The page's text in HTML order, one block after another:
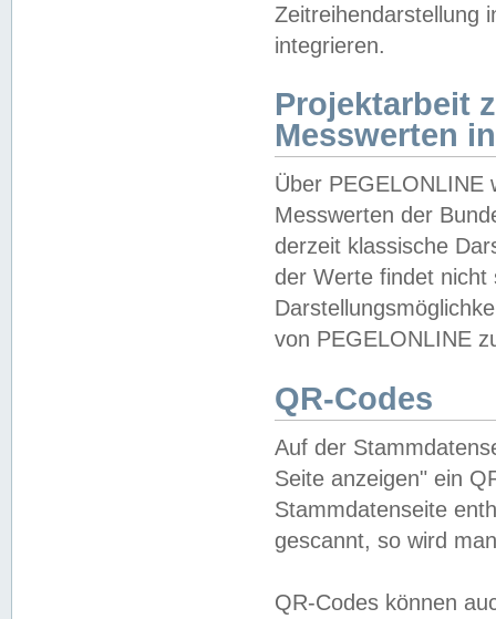
Zeitreihendarstellung
integrieren.
Projektarbeit
Messwerten
Über PEGELONLINE
Messwerten der
derzeit klassische
der Werte findet
von PEGELONLINE
QR-Codes
Auf der
Seite anzeigen" ein
Stammdatenseite
gescannt, so wird
QR-Codes können